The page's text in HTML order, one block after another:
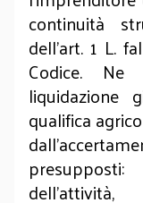
continuità
dell’art. 1 L.
Codice. Ne
liquidazione
qualifica